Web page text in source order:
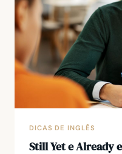
DICAS DE INGLÊS
Still Yet e Already